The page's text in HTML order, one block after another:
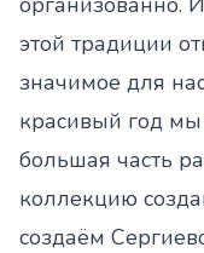
этой традиции
значимое для
красивый год
большая часть
коллекцию
создаём